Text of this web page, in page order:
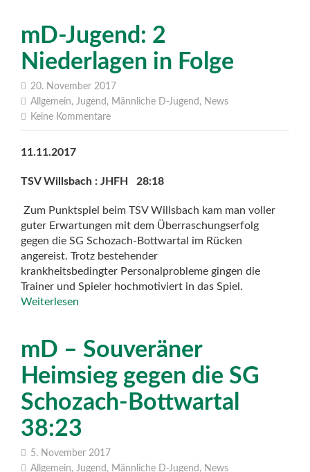
mD-Jugend: 2
Niederlagen in Folge
20. November 2017
Allgemein, Jugend , Männliche D-Jugend , News
Keine Kommentare
11.11.2017
TSV Willsbach : JHFH 28:18
Zum Punktspiel beim TSV Willsbach kam man voller
guter Erwartungen mit dem Überraschungserfolg
gegen die SG Schozach-Bottwartal im Rücken
angereist. Trotz bestehender
krankheitsbedingter Personalprobleme gingen die
Trainer und Spieler hochmotiviert in das Spiel.
Weiterlesen
mD – Souveräner
Heimsieg gegen die SG
Schozach-Bottwartal
38:23
5. November 2017
Allgemein, Jugend , Männliche D-Jugend , News